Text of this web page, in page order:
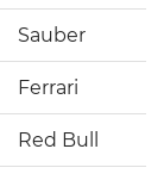
Sauber
Ferrari
Red Bull